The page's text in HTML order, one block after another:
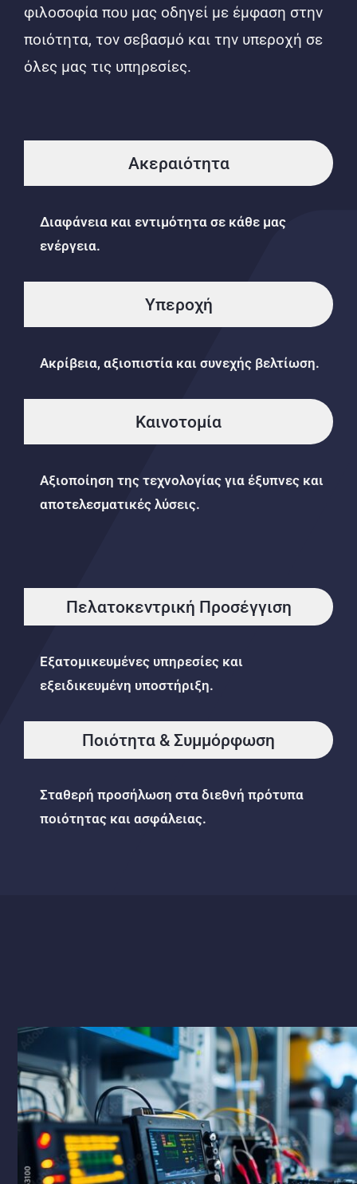
φιλοσοφία που μας οδηγεί με έμφαση στην
ποιότητα, τον σεβασμό και την υπεροχή σε
όλες μας τις υπηρεσίες.
Ακεραιότητα
Διαφάνεια και εντιμότητα σε κάθε μας
ενέργεια.
Υπεροχή
Ακρίβεια, αξιοπιστία και συνεχής βελτίωση.
Καινοτομία
Αξιοποίηση της τεχνολογίας για έξυπνες και
αποτελεσματικές λύσεις.
Πελατοκεντρική Προσέγγιση
Εξατομικευμένες υπηρεσίες και
εξειδικευμένη υποστήριξη.
Ποιότητα & Συμμόρφωση
Σταθερή προσήλωση στα διεθνή πρότυπα
ποιότητας και ασφάλειας.